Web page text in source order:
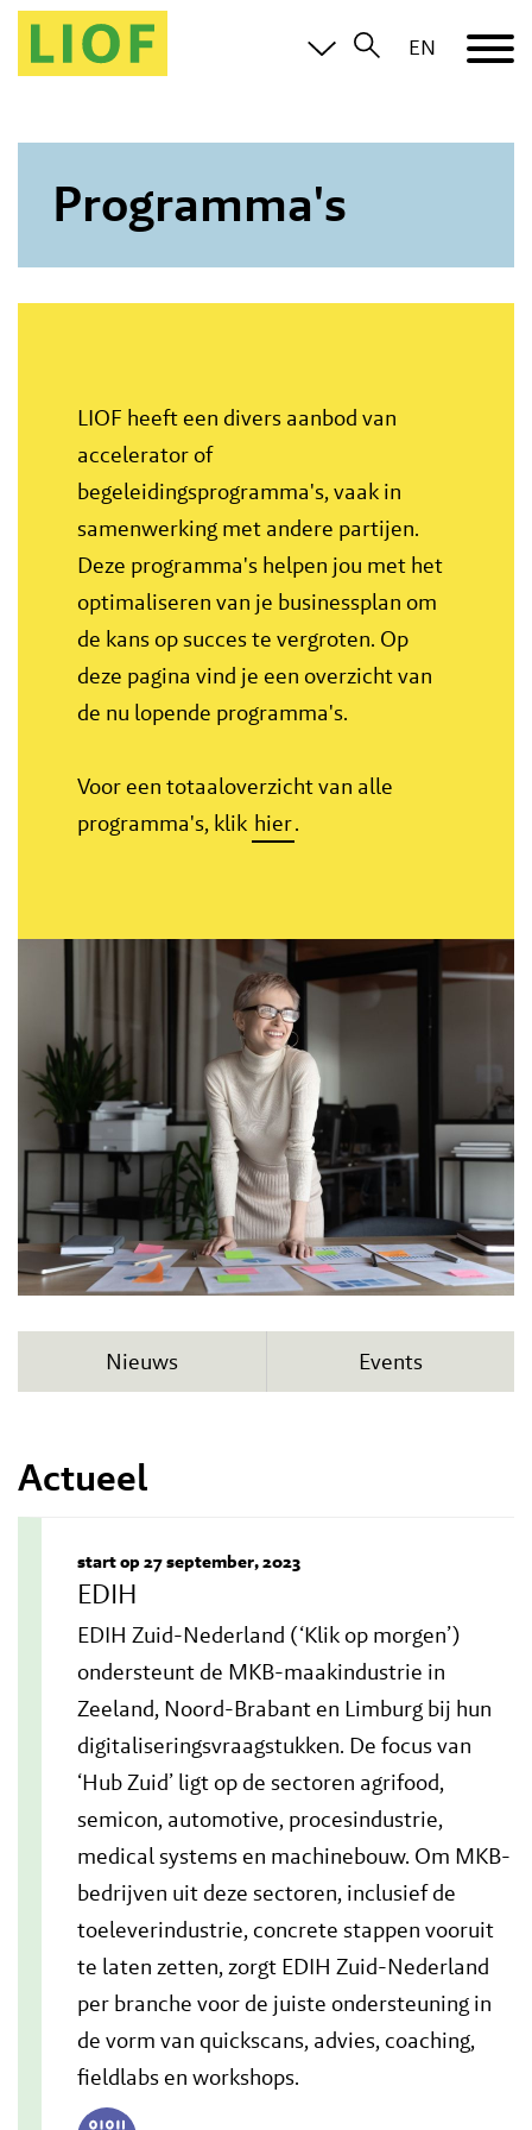
EN
Programma's
LIOF heeft een divers aanbod van
accelerator of
begeleidingsprogramma's, vaak in
samenwerking met andere partijen.
Deze programma's helpen jou met het
optimaliseren van je businessplan om
de kans op succes te vergroten. Op
deze pagina vind je een overzicht van
de nu lopende programma's.
Voor een totaaloverzicht van alle
programma's, klik hier.
Nieuws Events
Actueel
start op 27 september, 2023
EDIH
EDIH Zuid-Nederland (‘Klik op morgen’)
ondersteunt de MKB-maakindustrie in
Zeeland, Noord-Brabant en Limburg bij hun
digitaliseringsvraagstukken. De focus van
‘Hub Zuid’ ligt op de sectoren agrifood,
semicon, automotive, procesindustrie,
medical systems en machinebouw. Om MKB-
bedrijven uit deze sectoren, inclusief de
toeleverindustrie, concrete stappen vooruit
te laten zetten, zorgt EDIH Zuid-Nederland
per branche voor de juiste ondersteuning in
de vorm van quickscans, advies, coaching,
fieldlabs en workshops.